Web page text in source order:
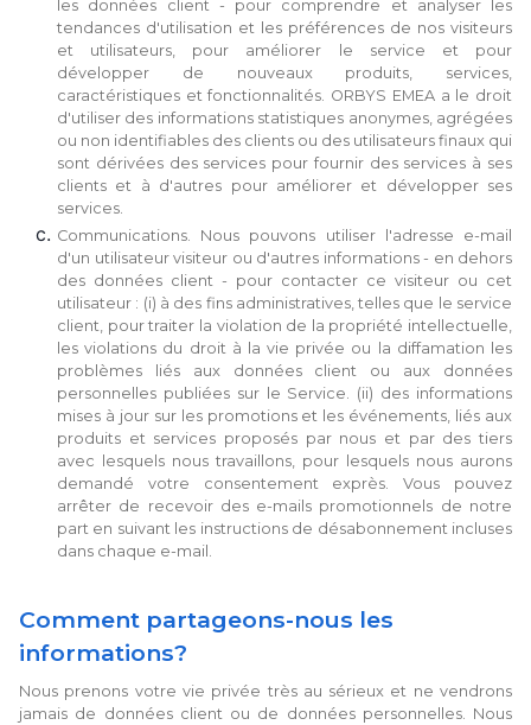
les données client - pour comprendre et analyser les
tendances d'utilisation et les préférences de nos visiteurs
et utilisateurs, pour améliorer le service et pour
développer de nouveaux produits, services,
caractéristiques et fonctionnalités. ORBYS EMEA a le droit
d'utiliser des informations statistiques anonymes, agrégées
ou non identifiables des clients ou des utilisateurs finaux qui
sont dérivées des services pour fournir des services à ses
clients et à d'autres pour améliorer et développer ses
services.
Communications. Nous pouvons utiliser l'adresse e-mail
d'un utilisateur visiteur ou d'autres informations - en dehors
des données client - pour contacter ce visiteur ou cet
utilisateur : (i) à des fins administratives, telles que le service
client, pour traiter la violation de la propriété intellectuelle,
les violations du droit à la vie privée ou la diffamation les
problèmes liés aux données client ou aux données
personnelles publiées sur le Service. (ii) des informations
mises à jour sur les promotions et les événements, liés aux
produits et services proposés par nous et par des tiers
avec lesquels nous travaillons, pour lesquels nous aurons
demandé votre consentement exprès. Vous pouvez
arrêter de recevoir des e-mails promotionnels de notre
part en suivant les instructions de désabonnement incluses
dans chaque e-mail.
Comment partageons-nous les
informations?
Nous prenons votre vie privée très au sérieux et ne vendrons
jamais de données client ou de données personnelles. Nous